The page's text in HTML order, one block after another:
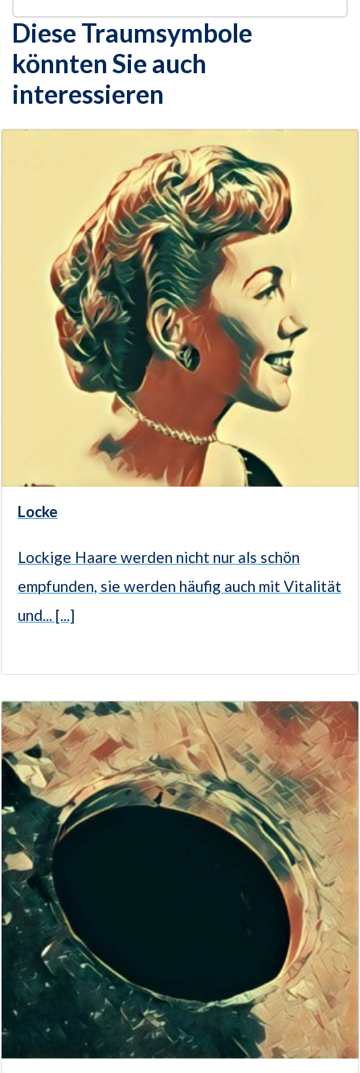
Diese Traumsymbole
könnten Sie auch
interessieren
Locke
Lockige Haare werden nicht nur als schön
empfunden, sie werden häufig auch mit Vitalität
und... [...]